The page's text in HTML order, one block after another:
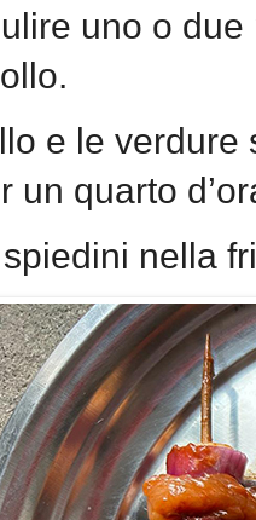
uno o
e le
un quarto
nella